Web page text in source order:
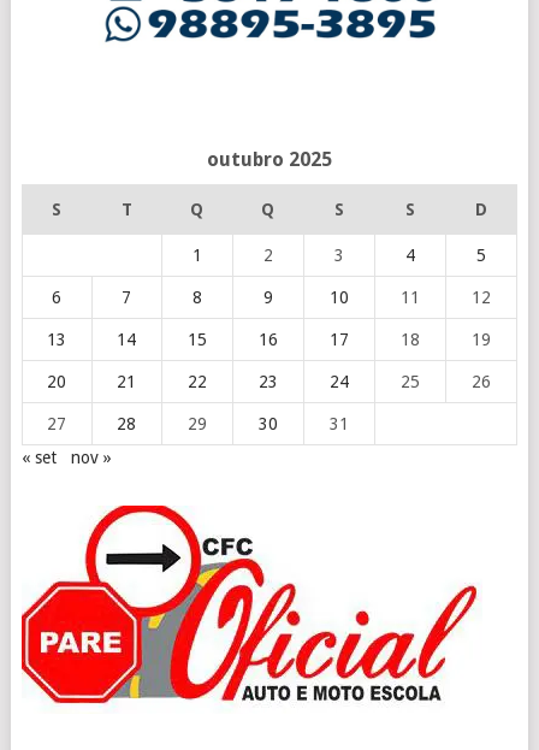
outubro 2025
S T Q Q S S D
1 2 3 4 5
6 7 8 9 10 11 12
13 14 15 16 17 18 19
20 21 22 23 24 25 26
27 28 29 30
31
« set
nov »